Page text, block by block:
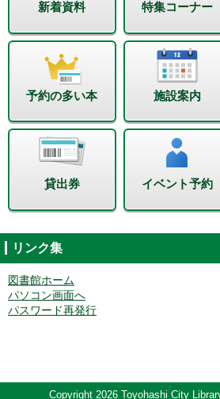
新着資料 特集コーナー
予約の多い本 施設案内
貸出券 イベント予約
リンク集
図書館ホーム
パソコン画面へ
パスワード再発行
Copyright 2026 Toyohashi City